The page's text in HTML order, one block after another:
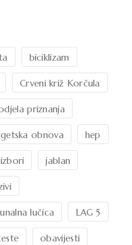
biciklizam
Crveni križ Korčula
priznanja
obnova hep
izbori jablan
lučica LAG 5
obavijesti